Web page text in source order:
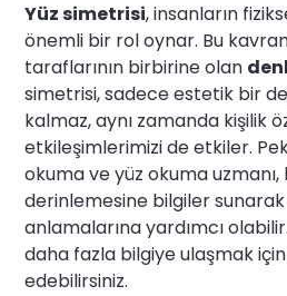
Yüz simetrisi, insanların
önemli bir rol oynar. Bu
taraflarının birbirine olan
simetrisi, sadece estetik bir
kalmaz, aynı zamanda kişilik
etkileşimlerimizi de etkiler.
okuma ve yüz okuma
derinlemesine bilgiler
anlamalarına yardımcı
daha fazla bilgiye ulaşmak
edebilirsiniz.